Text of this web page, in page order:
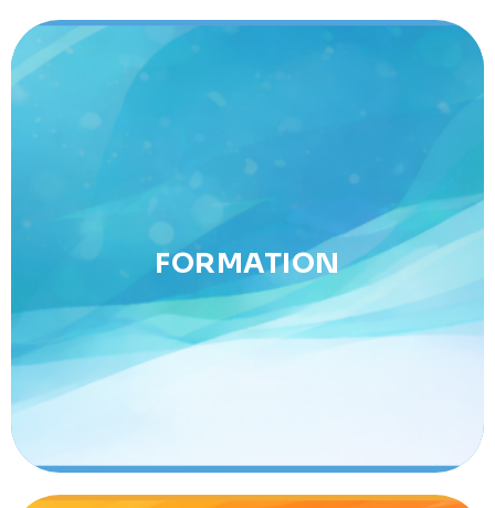
FORMATION
Formation
Brevets Fédéraux des entraîneurs, accompagnement
des arbitres, structuration des clubs.